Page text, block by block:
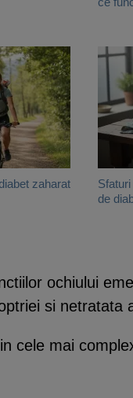
zaharat
de
ochiului
si netratata
cele mai